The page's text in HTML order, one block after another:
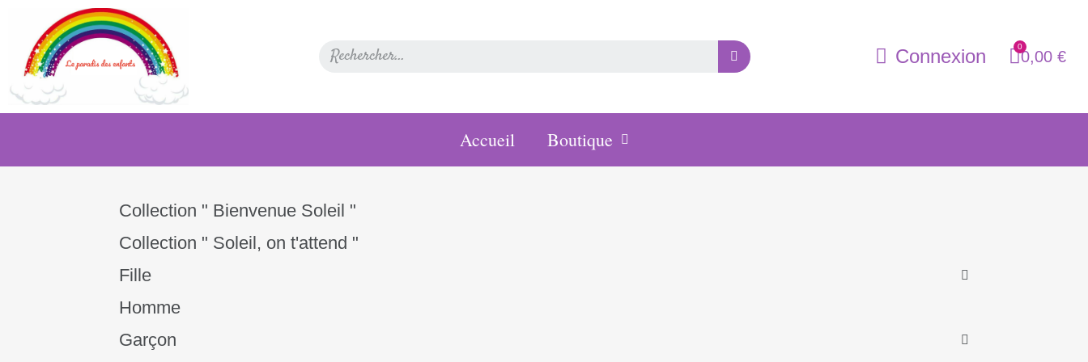
Connexion 0,00 €
Accueil Boutique
Collection " Bienvenue Soleil "
Collection " Soleil, on t'attend "
Fille
Homme
Garçon